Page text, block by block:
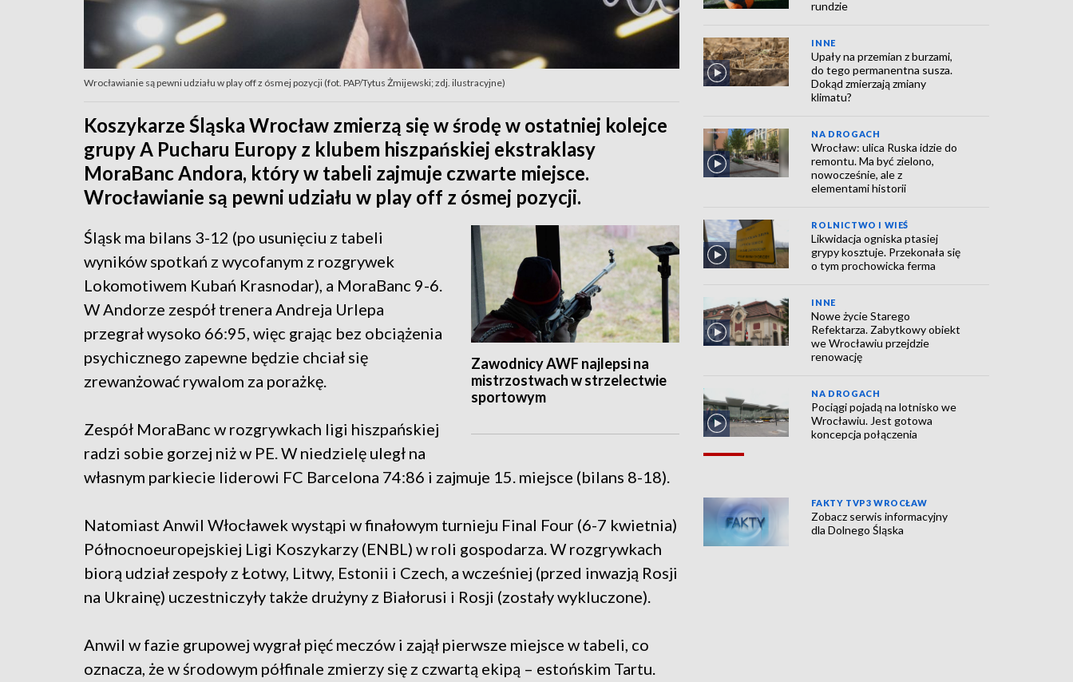
Wrocławianie są pewni udziału w play off z ósmej pozycji (fot. PAP/Tytus Żmijewski; zdj. ilustracyjne)
Koszykarze Śląska Wrocław zmierzą się w środę w ostatniej kolejce
grupy A Pucharu Europy z klubem hiszpańskiej ekstraklasy
MoraBanc Andora, który w tabeli zajmuje czwarte miejsce.
Wrocławianie są pewni udziału w play off z ósmej pozycji.
Zawodnicy AWF najlepsi na
mistrzostwach w strzelectwie
sportowym
Śląsk ma bilans 3-12 (po usunięciu z tabeli
wyników spotkań z wycofanym z rozgrywek
Lokomotiwem Kubań Krasnodar), a MoraBanc 9-6.
W Andorze zespół trenera Andreja Urlepa
przegrał wysoko 66:95, więc grając bez obciążenia
psychicznego zapewne będzie chciał się
zrewanżować rywalom za porażkę.
Zespół MoraBanc w rozgrywkach ligi hiszpańskiej
radzi sobie gorzej niż w PE. W niedzielę uległ na
własnym parkiecie liderowi FC Barcelona 74:86 i zajmuje 15. miejsce (bilans 8-18).
Natomiast Anwil Włocławek wystąpi w finałowym turnieju Final Four (6-7 kwietnia)
Północnoeuropejskiej Ligi Koszykarzy (ENBL) w roli gospodarza. W rozgrywkach
biorą udział zespoły z Łotwy, Litwy, Estonii i Czech, a wcześniej (przed inwazją Rosji
na Ukrainę) uczestniczyły także drużyny z Białorusi i Rosji (zostały wykluczone).
Anwil w fazie grupowej wygrał pięć meczów i zajął pierwsze miejsce w tabeli, co
oznacza, że w środowym półfinale zmierzy się z czwartą ekipą – estońskim Tartu.
rundzie
INNE
Upały na przemian z burzami,
do tego permanentna susza.
Dokąd zmierzają zmiany
klimatu?
NA DROGACH
Wrocław: ulica Ruska idzie do
remontu. Ma być zielono,
nowocześnie, ale z
elementami historii
ROLNICTWO I WIEŚ
Likwidacja ogniska ptasiej
grypy kosztuje. Przekonała się
o tym prochowicka ferma
INNE
Nowe życie Starego
Refektarza. Zabytkowy obiekt
we Wrocławiu przejdzie
renowację
NA DROGACH
Pociągi pojadą na lotnisko we
Wrocławiu. Jest gotowa
koncepcja połączenia
FAKTY TVP3 WROCŁAW
Zobacz serwis informacyjny
dla Dolnego Śląska